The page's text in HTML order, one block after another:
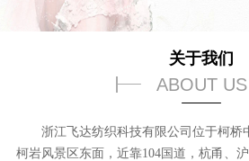
关于我们
ABOUT US
浙江飞达纺织科技有限公司位于柯桥
柯岩风景区东面，近靠104国道，杭甬、